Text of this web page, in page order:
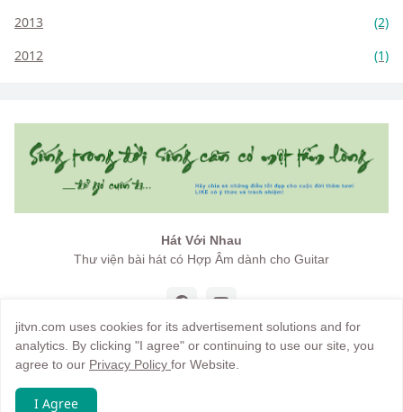
2013
(2)
2012
(1)
Hát Với Nhau
Thư viện bài hát có Hợp Âm dành cho Guitar
Copyright by
Trang chủ
jitvn.com uses cookies for its advertisement solutions and for
analytics. By clicking "I agree" or continuing to use our site, you
agree to our Privacy Policy for Website.
I Agree